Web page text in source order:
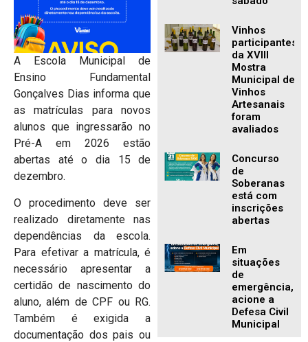
A Escola Municipal de
Ensino Fundamental
Gonçalves Dias informa que
as matrículas para novos
alunos que ingressarão no
Pré-A em 2026 estão
abertas até o dia 15 de
dezembro.
O procedimento deve ser
realizado diretamente nas
dependências da escola.
Para efetivar a matrícula, é
necessário apresentar a
certidão de nascimento do
aluno, além de CPF ou RG.
Também é exigida a
documentação dos pais ou
Vinhos
participantes
da XVIII
Mostra
Municipal de
Vinhos
Artesanais
foram
avaliados
Concurso
de
Soberanas
está com
inscrições
abertas
Em
situações
de
emergência,
acione a
Defesa Civil
Municipal